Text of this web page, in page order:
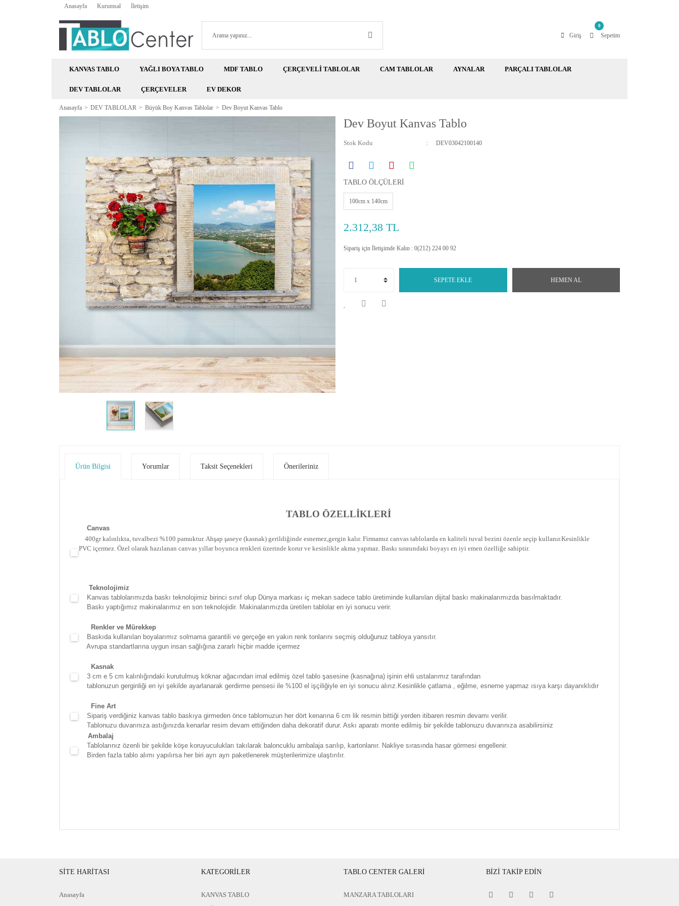
Anasayfa Kurumsal İletişim
Giriş Sepetim
0
KANVAS TABLO YAĞLI BOYA TABLO MDF TABLO ÇERÇEVELİ TABLOLAR CAM TABLOLAR AYNALAR PARÇALI TABLOLAR
DEV TABLOLAR ÇERÇEVELER EV DEKOR
Anasayfa DEV TABLOLAR Büyük Boy Kanvas Tablolar Dev Boyut Kanvas Tablo
Dev Boyut Kanvas Tablo
Stok Kodu DEV03042100140
TABLO ÖLÇÜLERİ
100cm x 140cm
2.312,38 TL
Sipariş için İletişimde Kalın : 0(212) 224 00 92
SEPETE EKLE HEMEN AL
Ürün Bilgisi Yorumlar Taksit Seçenekleri Önerileriniz
TABLO ÖZELLİKLERİ
Canvas
400gr kalınlıkta, tuvalbezi %100 pamuktur. Ahşap şaseye (kasnak) gerildiğinde esnemez,gergin kalır. Firmamız canvas tablolarda en kaliteli tuval bezini özenle seçip kullanır.Kesinlikle
PVC içermez. Özel olarak hazılanan canvas yıllar boyunca renkleri üzerinde korur ve kesinlikle akma yapmaz. Baskı sırasındaki boyayı en iyi emen özelliğe sahiptir.
Teknolojimiz
Kanvas tablolarımızda baskı teknolojimiz birinci sınıf olup Dünya markası iç mekan sadece tablo üretiminde kullanılan dijital baskı makinalarımızda basılmaktadır.
Baskı yaptığımız makinalarımız en son teknolojidir. Makinalarımızda üretilen tablolar en iyi sonucu verir.
Renkler ve Mürekkep
Baskıda kullanılan boyalarımız solmama garantili ve gerçeğe en yakın renk tonlarını seçmiş olduğunuz tabloya yansıtır.
Avrupa standartlarına uygun insan sağlığına zararlı hiçbir madde içermez
Kasnak
3 cm e 5 cm kalınlığındaki kurutulmuş köknar ağacından imal edilmiş özel tablo şasesine (kasnağına) işinin ehli ustalarımız tarafından
tablonuzun gerginliği en iyi şekilde ayarlanarak gerdirme pensesi ile %100 el işçiliğiyle en iyi sonucu alırız.Kesinlikle çatlama , eğilme, esneme yapmaz ısıya karşı dayanıklıdır
Fine Art
Sipariş verdiğiniz kanvas tablo baskıya girmeden önce tablomuzun her dört kenarına 6 cm lik resmin bittiği yerden itibaren resmin devamı verilir.
Tablonuzu duvarınıza astığınızda kenarlar resim devam ettiğinden daha dekoratif durur. Askı aparatı monte edilmiş bir şekilde tablonuzu duvarınıza asabilirsiniz
Ambalaj
Tablolarınız özenli bir şekilde köşe koruyuculukları takılarak baloncuklu ambalaja sarılıp, kartonlanır. Nakliye sırasında hasar görmesi engellenir.
Birden fazla tablo alımı yapılırsa her biri ayrı ayrı paketlenerek müşterilerimize ulaştırılır.
SİTE HARİTASI
Anasayfa
KATEGORİLER
KANVAS TABLO
TABLO CENTER GALERİ
MANZARA TABLOLARI
BİZİ TAKİP EDİN